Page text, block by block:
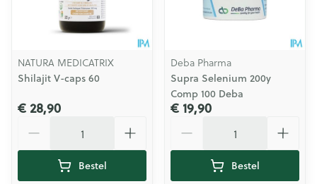
NATURA MEDICATRIX
Shilajit V-caps 60
€ 28,90
Bestel
Deba Pharma
Supra Selenium 200y
Comp 100 Deba
€ 19,90
Bestel